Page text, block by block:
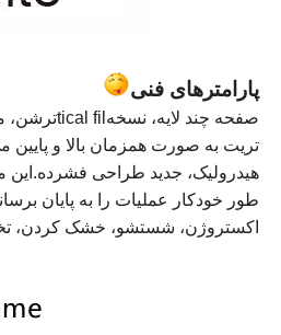
پارامترهای فنی
صفحه چند لایه، نسخه tical fi ترشن،
تریت به صورت همزمان بالا و پایین
هیدرولیک، جدید طراحی فشرده.این
طور خودکار عملیات را به پایان
اکستروژن، شستشو، خشک کردن،